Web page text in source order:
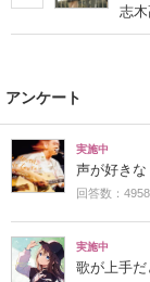
志木
アンケート
実施中
声が好きな
回答数：
実施中
歌が上手だ